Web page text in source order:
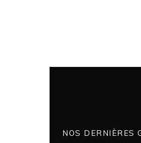
NOS DERNIÈRES